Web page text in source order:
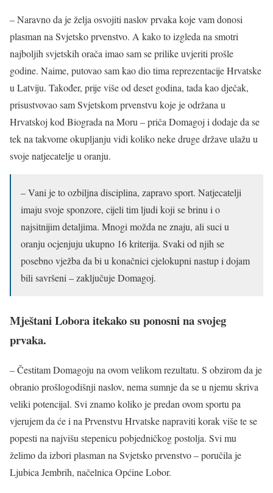
– Naravno da je želja osvojiti naslov prvaka koje vam donosi
plasman na Svjetsko prvenstvo. A kako to izgleda na smotri
najboljih svjetskih orača imao sam se prilike uvjeriti prošle
godine. Naime, putovao sam kao dio tima reprezentacije Hrvatske
u Latviju. Također, prije više od deset godina, tada kao dječak,
prisustvovao sam Svjetskom prvenstvu koje je održana u
Hrvatskoj kod Biograda na Moru – priča Domagoj i dodaje da se
tek na takvome okupljanju vidi koliko neke druge države ulažu u
svoje natjecatelje u oranju.
– Vani je to ozbiljna disciplina, zapravo sport. Natjecatelji
imaju svoje sponzore, cijeli tim ljudi koji se brinu i o
najsitnijim detaljima. Mnogi možda ne znaju, ali suci u
oranju ocjenjuju ukupno 16 kriterija. Svaki od njih se
posebno vježba da bi u konačnici cjelokupni nastup i dojam
bili savršeni – zaključuje Domagoj.
Mještani Lobora itekako su ponosni na svojeg
prvaka.
– Čestitam Domagoju na ovom velikom rezultatu. S obzirom da je
obranio prošlogodišnji naslov, nema sumnje da se u njemu skriva
veliki potencijal. Svi znamo koliko je predan ovom sportu pa
vjerujem da će i na Prvenstvu Hrvatske napraviti korak više te se
popesti na najvišu stepenicu pobjedničkog postolja. Svi mu
želimo da izbori plasman na Svjetsko prvenstvo – poručila je
Ljubica Jembrih, načelnica Općine Lobor.